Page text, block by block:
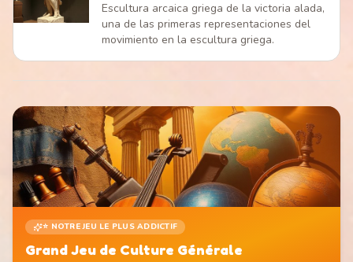
Escultura arcaica griega de la victoria alada,
una de las primeras representaciones del
movimiento en la escultura griega.
⭐ NOTRE JEU LE PLUS ADDICTIF
Grand Jeu de Culture Générale